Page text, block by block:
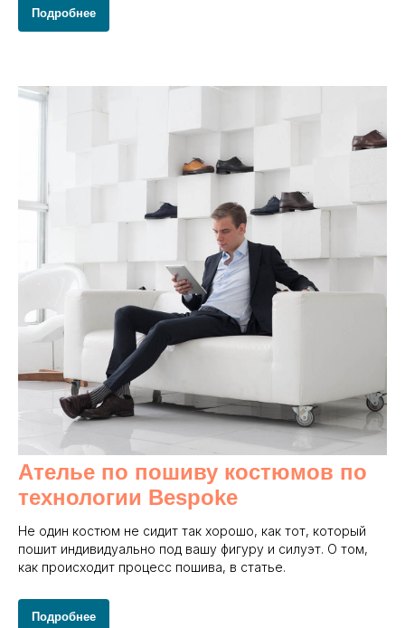
Подробнее
Ателье по пошиву костюмов по
технологии Bespoke
Не один костюм не сидит так хорошо, как тот, который
пошит индивидуально под вашу фигуру и силуэт. О том,
как происходит процесс пошива, в статье.
Подробнее